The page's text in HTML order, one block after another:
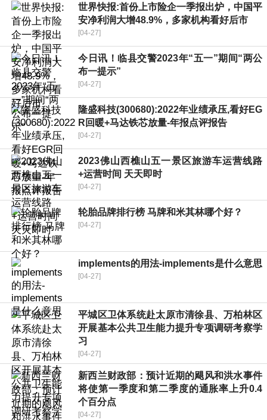
世界快报:首份上市险企一季报出炉，中国平
安净利润大增48.9%，多家机构看好后市
[04-27]
今日讯！临县交警2023年“五一”期间“两公
布一提示”
[04-27]
隆盛科技(300680):2022年业绩承压,看好EG
R回暖+马达铁芯放量-年报点评报告
[04-27]
2023佛山西樵山五一景区旅游车运营线路
+运营时间 天天即时
[04-27]
轮胎品牌排行榜 马牌和米其林哪个好？
[04-27]
implements的用法-implements是什么意思
[04-27]
平城区卫体系统赴太原市清徐县、万柏林区
开展基本公共卫生能力提升专项调研考察学
习
[04-27]
新西兰财政部：预计近期的飓风和洪水事件
将使第一季度和第二季度的通胀率上升0.4
个百分点
[04-27]